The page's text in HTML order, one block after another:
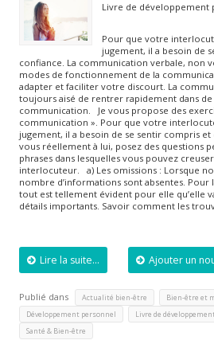
Livre de développement
Pour que votre
jugement, il a besoin de
confiance. La communication verbale, non
modes de fonctionnement de la
adapter et faciliter votre discourt. La
toujours aisé de rentrer rapidement dans
communication. Je vous propose des
communication ». Pour que votre
jugement, il a besoin de se sentir compris
vous réellement à lui, posez des questions
phrases dans lesquelles vous pouvez
interlocuteur. a) Les omissions : Lorsque
nombre d’informations sont absentes. Pour
tout est tellement évident pour elle qu’elle
détails importants. Savoir comment les
Lire la suite... Ajouter un
Publié dans Actualité bien-être Bien-être et
Développement personnel Livre de
Santé & Bien-être